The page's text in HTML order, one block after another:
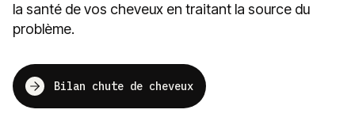
la santé de vos cheveux en traitant la source du
problème.
Bilan chute de cheveux